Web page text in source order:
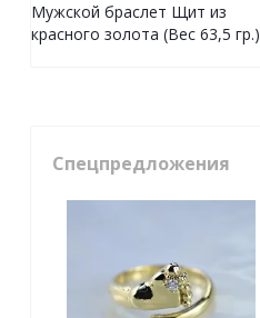
Мужской браслет Щит из
красного золота (Вес 63,5 гр.)
Спецпредложения